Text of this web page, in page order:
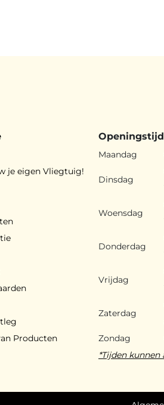
je eigen Vliegtuig!
Producten
Maandag
Dinsdag
Woensdag
Donderdag
Vrijdag
Zaterdag
Zondag
*Tijden kunnen